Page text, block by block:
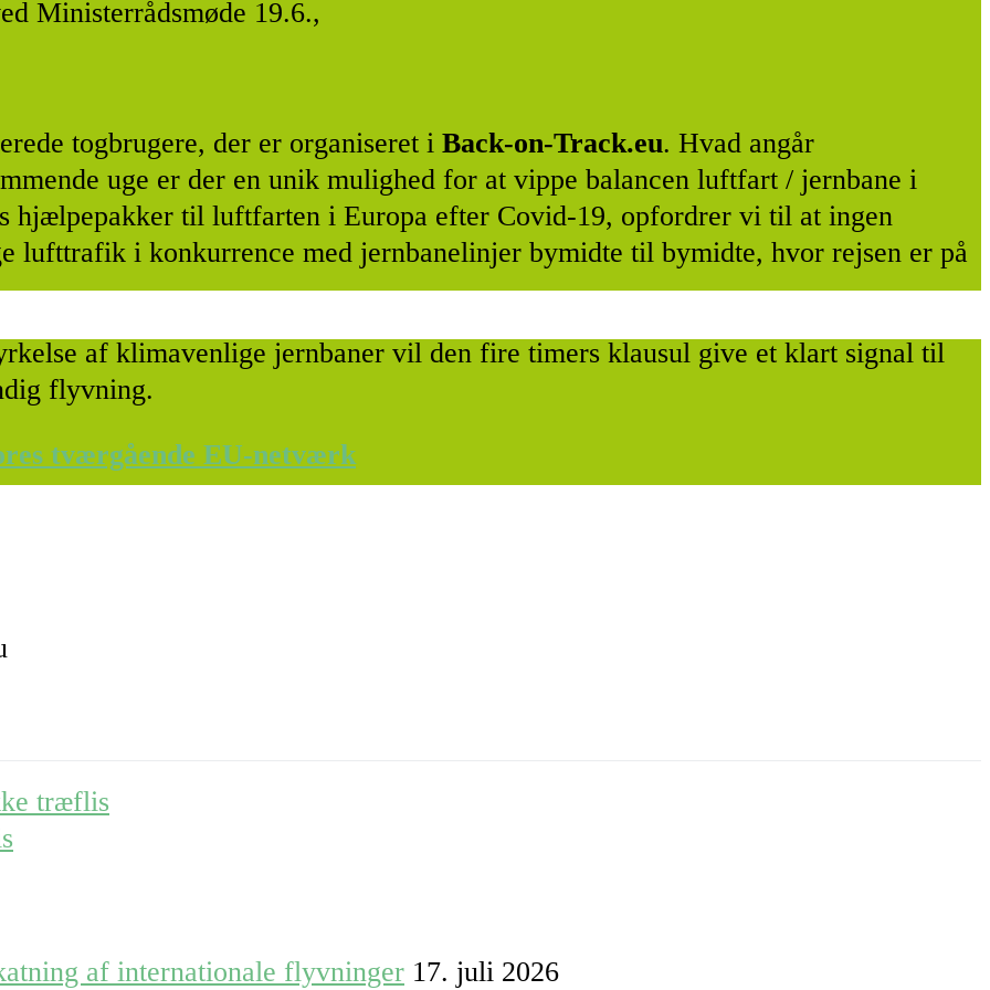
Ministerrådsmøde 19.6.,
togbrugere, der er organiseret i Back-on-Track.eu. Hvad angår
uge er der en unik mulighed for at vippe balancen luftfart / jernbane i
hjælpepakker til luftfarten i Europa efter Covid-19, opfordrer vi til at ingen
lufttrafik i konkurrence med jernbanelinjer bymidte til bymidte, hvor rejsen er på
af klimavenlige jernbaner vil den fire timers klausul give et klart signal til
flyvning.
tværgående EU-netværk
træflis
af internationale flyvninger 17. juli 2026